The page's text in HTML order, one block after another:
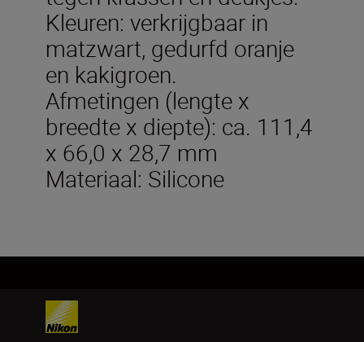
Kleuren: verkrijgbaar in
matzwart, gedurfd oranje
en kakigroen.
Afmetingen (lengte x
breedte x diepte): ca. 111,4
x 66,0 x 28,7 mm
Materiaal: Silicone